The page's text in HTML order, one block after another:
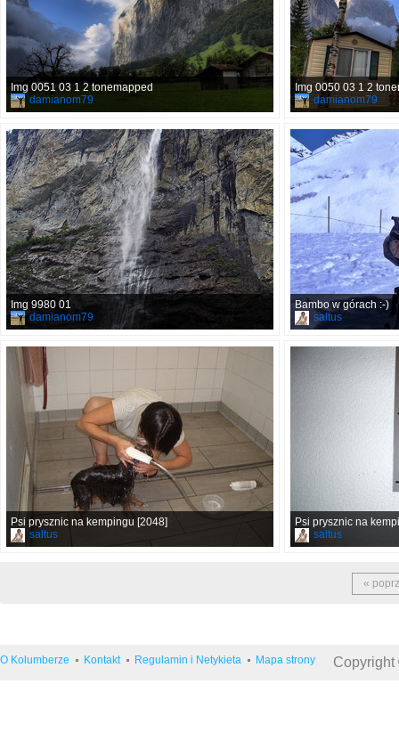
Img 0051 03 1 2 tonemapped
damianom79
Img 0050 03 1 2
damianom79
Img 9980 01
damianom79
Bambo w górach :-)
saltus
Psi prysznic na kempingu [2048]
saltus
Psi prysznic na
saltus
«
O Kolumberze Kontakt Regulamin i Netykieta Mapa strony